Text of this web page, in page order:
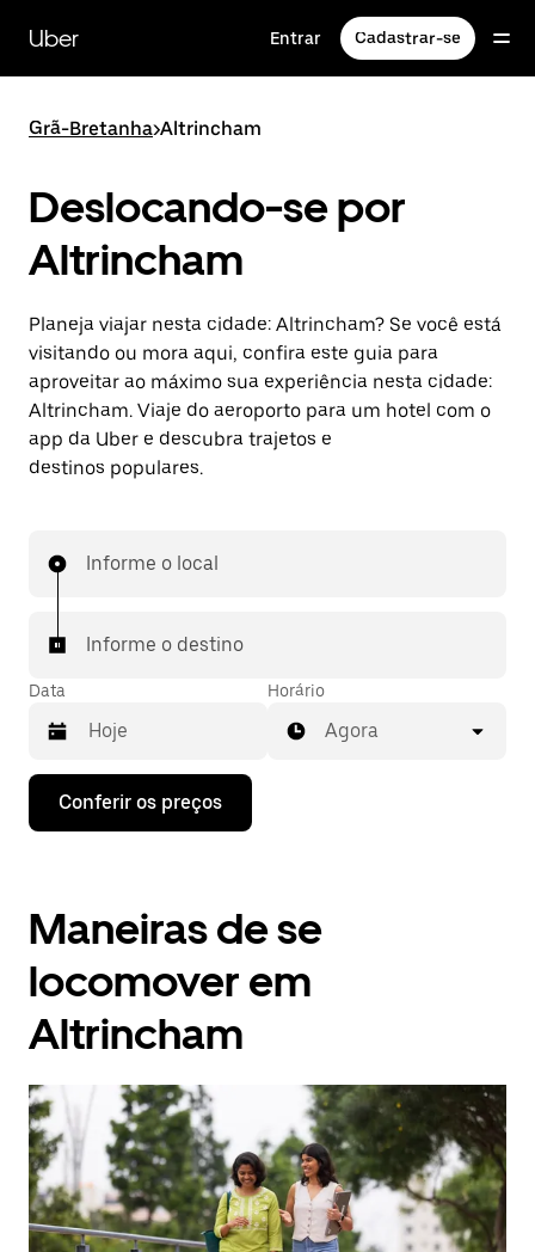
para
conteúdo
Uber Entrar Cadastrar-se
Grã-Bretanha>Altrincham
Deslocando-se por
Altrincham
Planeja viajar nesta cidade: Altrincham? Se você está
visitando ou mora aqui, confira este guia para
aproveitar ao máximo sua experiência nesta cidade:
Altrincham. Viaje do aeroporto para um hotel com o
app da Uber e descubra trajetos e
destinos populares.
Informe o local
Informe o destino
Data
Pressione
seta
interagir
com
calendário
selecionar
uma
Pressione
a
tecla
“ESC”
para
fechar
o
calendário.
Horário
Agora
Conferir os preços
Maneiras de se
locomover em
Altrincham